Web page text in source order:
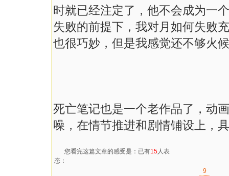
时就已经注定了，他不会成为一
失败的前提下，我对月如何失败
也很巧妙，但是我感觉还不够火
死亡笔记也是一个老作品了，动
噪，在情节推进和剧情铺设上，
您看完这篇文章的感受是：已有15人表
态：
9